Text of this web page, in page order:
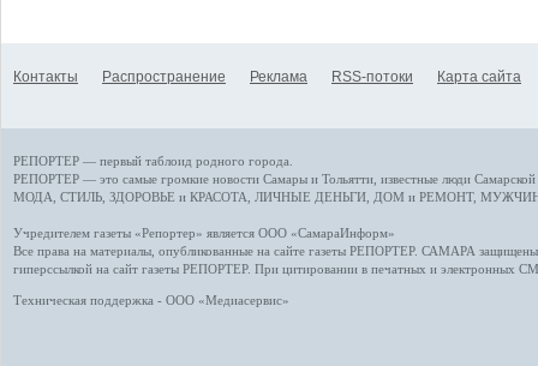
Контакты Распространение Реклама RSS-потоки Карта сайта
РЕПОРТЕР — первый таблоид родного города.
РЕПОРТЕР — это самые громкие новости Самары и Тольятти, известные люди
МОДА, СТИЛЬ ЗДОРОВЬЕ и КРАСОТА ЛИЧНЫЕ ДЕНЬГИ ДОМ и РЕМОНТ,
Учредителем газеты «Репортер» является ООО «СамараИнформ»
Все права на материалы, опубликованные на сайте газеты РЕПОРТЕР. САМАРА защищены.
гиперссылкой на сайт газеты РЕПОРТЕР. При цитировании в печатных и электронных
Техническая поддержка - ООО «Медиасервис»